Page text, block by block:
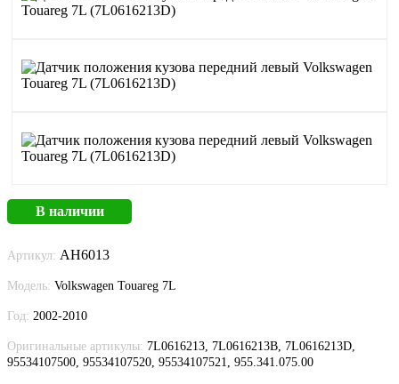
В наличии
Артикул: AH6013
Модель: Volkswagen Touareg 7L
Год: 2002-2010
Оригинальные артикулы: 7L0616213, 7L0616213B, 7L0616213D,
95534107500, 95534107520, 95534107521, 955.341.075.00